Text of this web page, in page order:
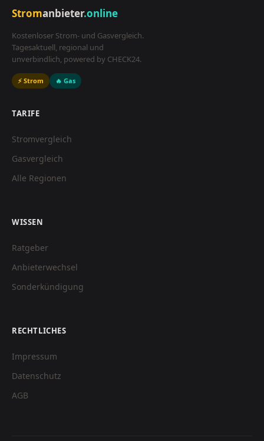
Stromanbieter.online
Kostenloser Strom- und Gasvergleich.
Tagesaktuell, regional und
unverbindlich, powered by CHECK24.
⚡ Strom 🔥 Gas
TARIFE
Stromvergleich
Gasvergleich
Alle Regionen
WISSEN
Ratgeber
Anbieterwechsel
Sonderkündigung
RECHTLICHES
Impressum
Datenschutz
AGB